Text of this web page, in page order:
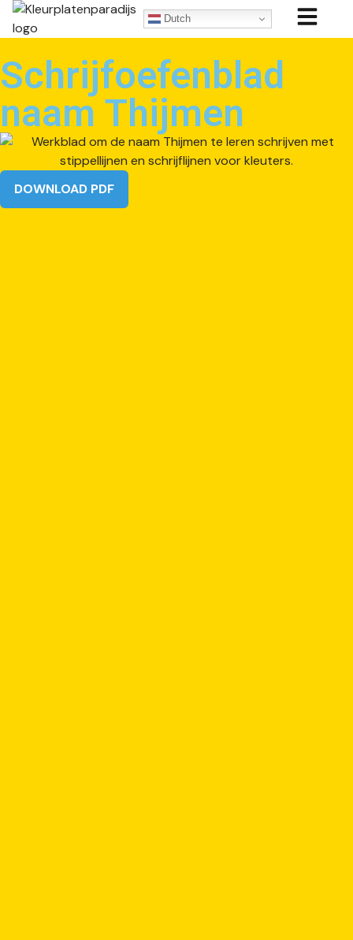
Dutch
Schrijfoefenblad
naam Thijmen
DOWNLOAD PDF